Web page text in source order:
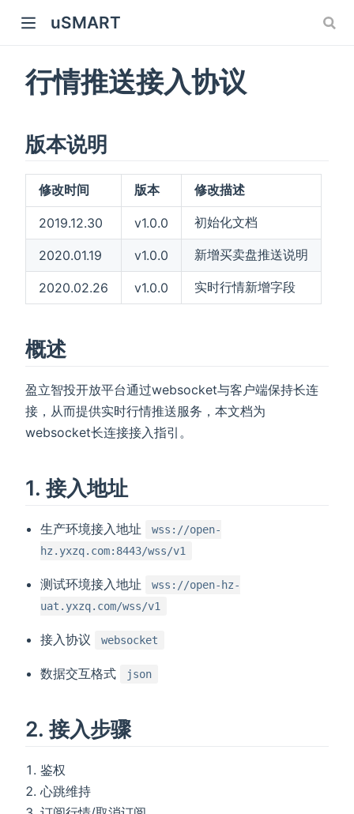
uSMART
行情推送接入协议
版本说明
修改时间 版本 修改描述
2019.12.30 v1.0.0 初始化文档
2020.01.19 v1.0.0 新增买卖盘推送说明
2020.02.26 v1.0.0 实时行情新增字段
概述
盈立智投开放平台通过websocket与客户端保持长连
接，从而提供实时行情推送服务，本文档为
websocket长连接接入指引。
1. 接入地址
生产环境接入地址
wss://open-
hz.yxzq.com:8443/wss/v1
测试环境接入地址
wss://open-hz-
uat.yxzq.com/wss/v1
接入协议 websocket
数据交互格式 json
2. 接入步骤
鉴权
心跳维持